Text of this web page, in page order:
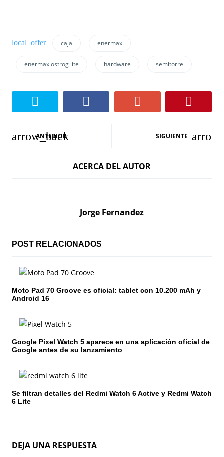
caja enermax
enermax ostrog lite hardware semitorre
N
c
ó
n
d
e
n
t
a
ANTERIOR SIGUIENTE
ACERCA DEL AUTOR
Jorge Fernandez
POST RELACIONADOS
Moto Pad 70 Groove es oficial: tablet con 10.200 mAh y
Android 16
Google Pixel Watch 5 aparece en una aplicación oficial de
Google antes de su lanzamiento
Se filtran detalles del Redmi Watch 6 Active y Redmi Watch
6 Lite
DEJA UNA RESPUESTA